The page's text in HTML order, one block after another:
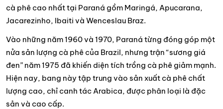
cà phê cao nhất tại Paraná gồm Maringá, Apucarana,
Jacarezinho, Ibaiti và Wenceslau Braz.
Vào những năm 1960 và 1970, Paraná từng đóng góp một
nửa sản lượng cà phê của Brazil, nhưng trận “sương giá
đen” năm 1975 đã khiến diện tích trồng cà phê giảm mạnh.
Hiện nay, bang này tập trung vào sản xuất cà phê chất
lượng cao, chỉ canh tác Arabica, được phân loại là đặc
sản và cao cấp.